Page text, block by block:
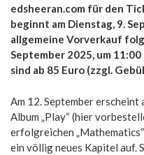
edsheeran.com für den
beginnt am Dienstag, 9.
allgemeine Vorverkauf
September 2025, um
sind ab 85 Euro (zzgl.
Am 12. September erscheint
Album „Play“ (hier
erfolgreichen
ein völlig neues Kapitel auf.